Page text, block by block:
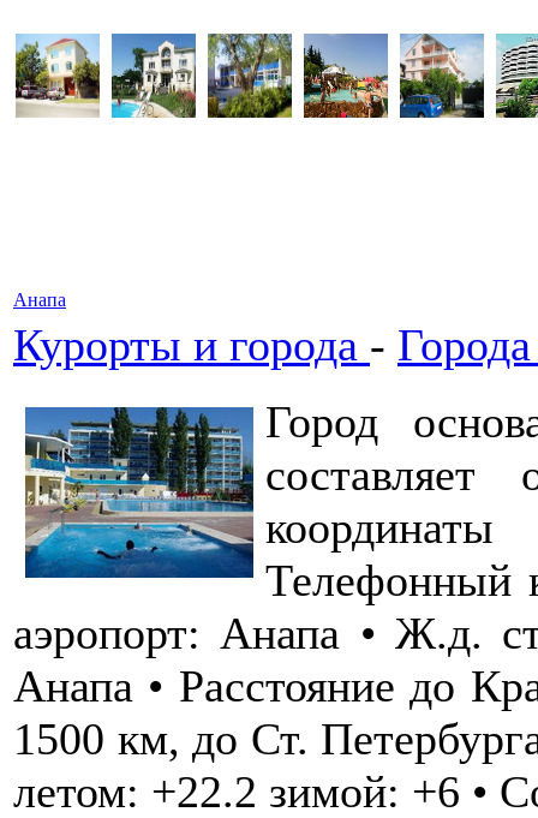
Анапа
Курорты и города -
Город
Телефонный
аэропорт: Анапа • Ж.д.
Анапа • Расстояние до
1500 км, до Ст.
летом: +22.2 зимой: +6 •